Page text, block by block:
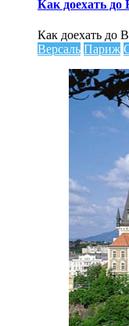
Как доехать до
Как доехать до
Версаль Париж